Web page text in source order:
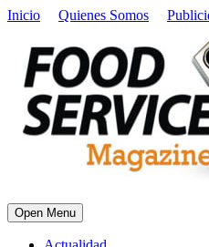
Inicio Quienes Somos
Open Menu